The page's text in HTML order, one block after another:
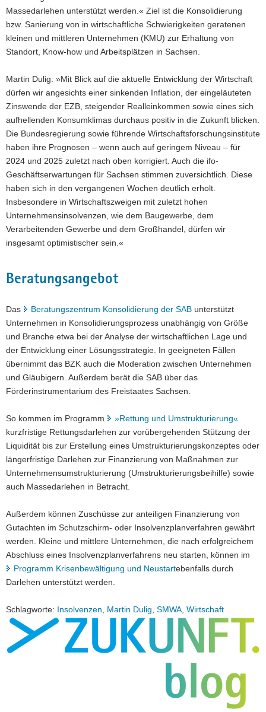
Massedarlehen unterstützt werden.« Ziel ist die Konsolidierung
bzw. Sanierung von in wirtschaftliche Schwierigkeiten geratenen
kleinen und mittleren Unternehmen (KMU) zur Erhaltung von
Standort, Know-how und Arbeitsplätzen in Sachsen.
Martin Dulig: »Mit Blick auf die aktuelle Entwicklung der Wirtschaft
dürfen wir angesichts einer sinkenden Inflation, der eingeläuteten
Zinswende der EZB, steigender Realleinkommen sowie eines sich
aufhellenden Konsumklimas durchaus positiv in die Zukunft blicken.
Die Bundesregierung sowie führende Wirtschaftsforschungsinstitute
haben ihre Prognosen – wenn auch auf geringem Niveau – für
2024 und 2025 zuletzt nach oben korrigiert. Auch die ifo-
Geschäftserwartungen für Sachsen stimmen zuversichtlich. Diese
haben sich in den vergangenen Wochen deutlich erholt.
Insbesondere in Wirtschaftszweigen mit zuletzt hohen
Unternehmensinsolvenzen, wie dem Baugewerbe, dem
Verarbeitenden Gewerbe und dem Großhandel, dürfen wir
insgesamt optimistischer sein.«
Beratungsangebot
Das Beratungszentrum Konsolidierung der SAB unterstützt
Unternehmen in Konsolidierungsprozess unabhängig von Größe
und Branche etwa bei der Analyse der wirtschaftlichen Lage und
der Entwicklung einer Lösungsstrategie. In geeigneten Fällen
übernimmt das BZK auch die Moderation zwischen Unternehmen
und Gläubigern. Außerdem berät die SAB über das
Förderinstrumentarium des Freistaates Sachsen.
So kommen im Programm
»Rettung und Umstrukturierung«
kurzfristige Rettungsdarlehen zur vorübergehenden Stützung der
Liquidität bis zur Erstellung eines Umstrukturierungskonzeptes oder
längerfristige Darlehen zur Finanzierung von Maßnahmen zur
Unternehmensumstrukturierung (Umstrukturierungsbeihilfe) sowie
auch Massedarlehen in Betracht.
Außerdem können Zuschüsse zur anteiligen Finanzierung von
Gutachten im Schutzschirm- oder Insolvenzplanverfahren gewährt
werden. Kleine und mittlere Unternehmen, die nach erfolgreichem
Abschluss eines Insolvenzplanverfahrens neu starten, können im
Programm Krisenbewältigung und Neustartebenfalls durch
Darlehen unterstützt werden.
Schlagworte: Insolvenzen Martin Dulig SMWA Wirtschaft